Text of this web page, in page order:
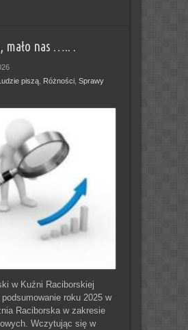
mało nas ….. .
piszą, Różności, Sprawy
w Kuźni Raciborskiej
podsumowanie roku 2025 w
Raciborska w zakresie
Wczytując się w